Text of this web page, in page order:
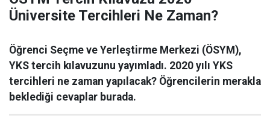
Üniversite Tercihleri Ne Zaman?
Öğrenci Seçme ve Yerleştirme Merkezi (ÖSYM),
YKS tercih kılavuzunu yayımladı. 2020 yılı YKS
tercihleri ne zaman yapılacak? Öğrencilerin merakla
beklediği cevaplar burada.